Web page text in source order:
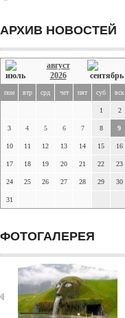
АРХИВ НОВОСТЕЙ
август
2026
пон втр срд чет пят суб вск
1 2
3 4 5 6 7 8 9
10 11 12 13 14 15 16
17 18 19 20 21 22 23
24 25 26 27 28 29 30
31
ФОТОГАЛЕРЕЯ